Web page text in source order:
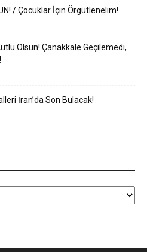
/ Çocuklar İçin Örgütlenelim!
Olsun! Çanakkale Geçilemedi,
İran’da Son Bulacak!